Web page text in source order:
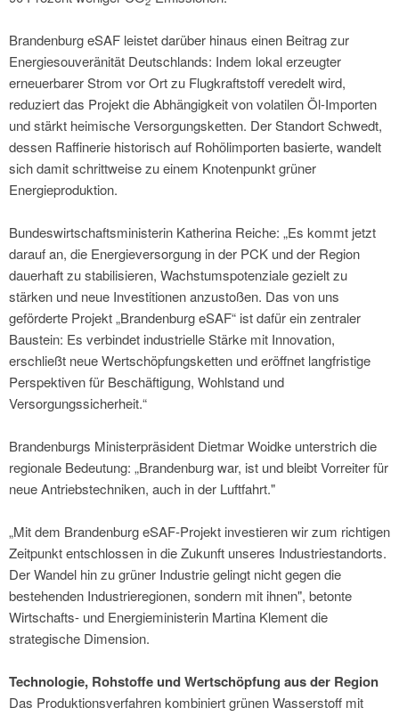
Brandenburg eSAF leistet darüber hinaus einen Beitrag zur
Energiesouveränität Deutschlands: Indem lokal erzeugter
erneuerbarer Strom vor Ort zu Flugkraftstoff veredelt wird,
reduziert das Projekt die Abhängigkeit von volatilen Öl-Importen
und stärkt heimische Versorgungsketten. Der Standort Schwedt,
dessen Raffinerie historisch auf Rohölimporten basierte, wandelt
sich damit schrittweise zu einem Knotenpunkt grüner
Energieproduktion.
Bundeswirtschaftsministerin Katherina Reiche: „Es kommt jetzt
darauf an, die Energieversorgung in der PCK und der Region
dauerhaft zu stabilisieren, Wachstumspotenziale gezielt zu
stärken und neue Investitionen anzustoßen. Das von uns
geförderte Projekt „Brandenburg eSAF“ ist dafür ein zentraler
Baustein: Es verbindet industrielle Stärke mit Innovation,
erschließt neue Wertschöpfungsketten und eröffnet langfristige
Perspektiven für Beschäftigung, Wohlstand und
Versorgungssicherheit.“
Brandenburgs Ministerpräsident Dietmar Woidke unterstrich die
regionale Bedeutung: „Brandenburg war, ist und bleibt Vorreiter für
neue Antriebstechniken, auch in der Luftfahrt."
„Mit dem Brandenburg eSAF-Projekt investieren wir zum richtigen
Zeitpunkt entschlossen in die Zukunft unseres Industriestandorts.
Der Wandel hin zu grüner Industrie gelingt nicht gegen die
bestehenden Industrieregionen, sondern mit ihnen", betonte
Wirtschafts- und Energieministerin Martina Klement die
strategische Dimension.
Technologie, Rohstoffe und Wertschöpfung aus der Region
Das Produktionsverfahren kombiniert grünen Wasserstoff mit